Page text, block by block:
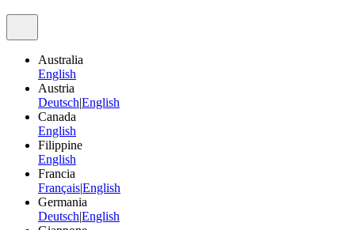
Australia
English
Austria
Deutsch|English
Canada
English
Filippine
English
Francia
Français|English
Germania
Deutsch|English